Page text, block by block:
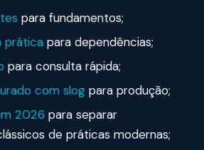
para fundamentos;
prática para dependências;
para consulta rápida;
com slog para produção;
2026 para separar
de práticas modernas;